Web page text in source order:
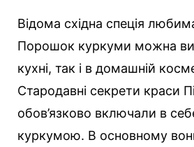
Відома східна спеція
Порошок куркуми можна
кухні, так і в домашній
Стародавні секрети краси
обов’язково включали в
куркумою. В основному